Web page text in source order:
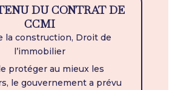
DU CONTRAT DE
CCMI
la construction, Droit de
l’immobilier
protéger au mieux les
le gouvernement a prévu